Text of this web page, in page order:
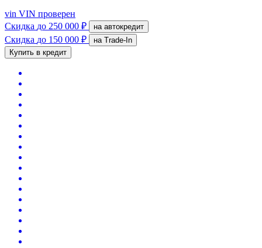
vin VIN проверен
Скидка до 250 000 ₽ на автокредит
Скидка до 150 000 ₽
на Trade-In
Купить в кредит